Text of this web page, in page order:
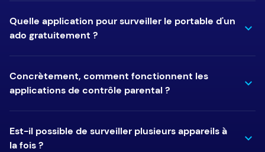
Quelle application pour surveiller le portable d'un
ado gratuitement ?
Concrètement, comment fonctionnent les
applications de contrôle parental ?
Est-il possible de surveiller plusieurs appareils à
la fois ?